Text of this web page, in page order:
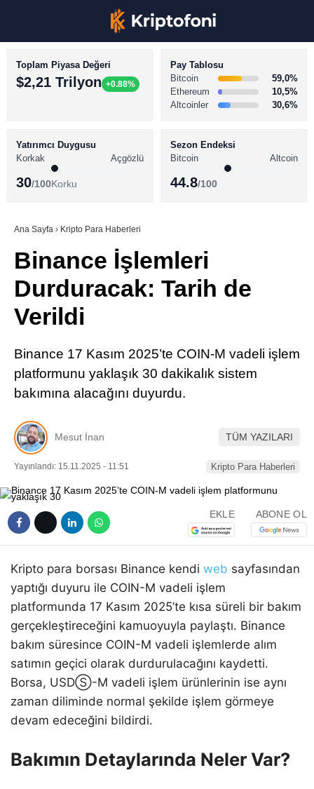
TikTok
LinkedIn
BİTCOİN HABERLERİ
ALTCOİN HABERLERİ
SÖZLÜK
Toplam Piyasa Değeri
$2,21 Trilyon +0.88%
Pay Tablosu
Bitcoin
59,0%
Ethereum
10,5%
Altcoinler
30,6%
Yatırımcı Duygusu
Korkak
Açgözlü
30/100Korku
Sezon Endeksi
Bitcoin
Altcoin
44.8/100
Ana Sayfa › Kripto Para Haberleri
Binance İşlemleri
Durduracak: Tarih de
Verildi
Binance 17 Kasım 2025’te COIN-M vadeli işlem
platformunu yaklaşık 30 dakikalık sistem
bakımına alacağını duyurdu.
Mesut İnan TÜM YAZILARI
Yayınlandı: 15.11.2025 - 11:51 Kripto Para Haberleri
EKLE ABONE OL
Kripto para borsası Binance kendi web sayfasından
yaptığı duyuru ile COIN-M vadeli işlem
platformunda 17 Kasım 2025’te kısa süreli bir bakım
gerçekleştireceğini kamuoyuyla paylaştı. Binance
bakım süresince COIN-M vadeli işlemlerde alım
satımın geçici olarak durdurulacağını kaydetti.
Borsa, USDⓈ-M vadeli işlem ürünlerinin ise aynı
zaman diliminde normal şekilde işlem görmeye
devam edeceğini bildirdi.
Bakımın Detaylarında Neler Var?